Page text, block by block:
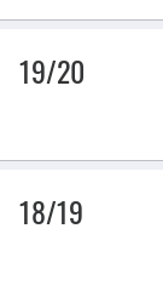
19/20
18/19